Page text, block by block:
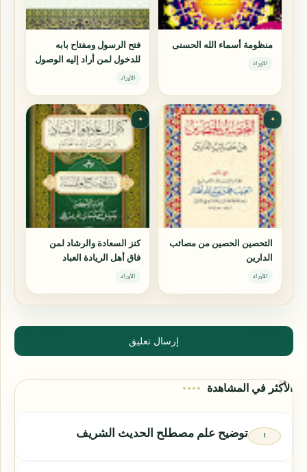
منظومة أسماء الله الحسنى
الأوراد
فتح الرسول ومفتاح بابه
للدخول لمن أراد إليه الوصول
الأوراد
✦
التحصين الحصين من مصائب
الدارين
الأوراد
✦
كنز السعادة والرشاد لمن
فاق أهل الريادة العباد
الأوراد
إرسال تعليق
الأكثر في المشاهدة
توضيح علم مصطلح الحديث الشريف